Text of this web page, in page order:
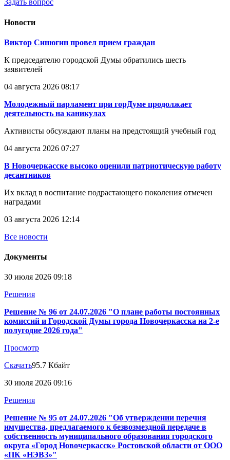
Задать вопрос
Новости
Виктор Синюгин провел прием граждан
К председателю городской Думы обратились шесть
заявителей
04 августа 2026 08:17
Молодежный парламент при горДуме продолжает
деятельность на каникулах
Активисты обсуждают планы на предстоящий учебный год
04 августа 2026 07:27
В Новочеркасске высоко оценили патриотическую работу
десантников
Их вклад в воспитание подрастающего поколения отмечен
наградами
03 августа 2026 12:14
Все новости
Документы
30 июля 2026 09:18
Решения
Решение № 96 от 24.07.2026 "О плане работы постоянных
комиссий и Городской Думы города Новочеркасска на 2-е
полугодие 2026 года"
Просмотр
Скачать95.7 Кбайт
30 июля 2026 09:16
Решения
Решение № 95 от 24.07.2026 "Об утверждении перечня
имущества, предлагаемого к безвозмездной передаче в
собственность муниципального образования городского
округа «Город Новочеркасск» Ростовской области от ООО
«ПК «НЭВЗ»"